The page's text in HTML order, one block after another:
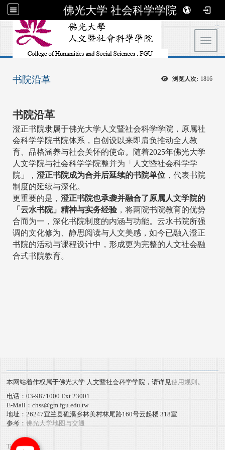
佛光大学 社会科学学院
:::
浏览人次: 1816
书院沿革
书院沿革
澄正书院隶属于佛光大学人文暨社会科学学院，原属社
会科学学院书院体系，自创设以来即肩负推动全人教
育、品格涵养与社会关怀的使命。随着2025年佛光大学
人文学院与社会科学学院整并为「人文暨社会科学学
院」， 澄正书院成为合并后延续的书院单位 ，代表书院
制度的延续与深化。
更重要的是， 澄正书院也承袭并融合了原属人文学院的
「云水书院」精神与实务经验 ，将两院书院教育的优势
合而为一，深化书院制度的内涵与功能。云水书院所强
调的文化修为、静思阅读与人文美感，如今已融入澄正
书院的活动与课程设计中，形成更为完整的人文社会融
合式书院教育。
本网站着作权属于佛光大学 人文暨社会科学学院，请详见使用规则 。
电话：03-9871000 Ext.23001
E-Mail：chss@gm.fgu.edu.tw
地址：26247宜兰县礁溪乡林美村林尾路160号云起楼 318室
参考： 佛光大学地图与交通
Terms of use